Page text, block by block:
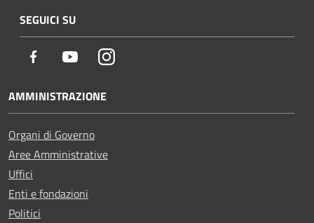
SEGUICI SU
Facebook YoutubeInstagram
AMMINISTRAZIONE
Organi di Governo
Aree Amministrative
Uffici
Enti e fondazioni
Politici